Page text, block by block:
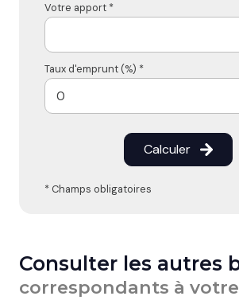
Votre apport *
Taux d'emprunt (%) *
Calculer
* Champs obligatoires
Consulter les autres
correspondants à votre